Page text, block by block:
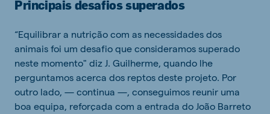
Principais desafios superados
“Equilibrar a nutrição com as necessidades dos
animais foi um desafio que consideramos superado
neste momento" diz J. Guilherme, quando lhe
perguntamos acerca dos reptos deste projeto. Por
outro lado, — continua —, conseguimos reunir uma
boa equipa, reforçada com a entrada do João Barreto